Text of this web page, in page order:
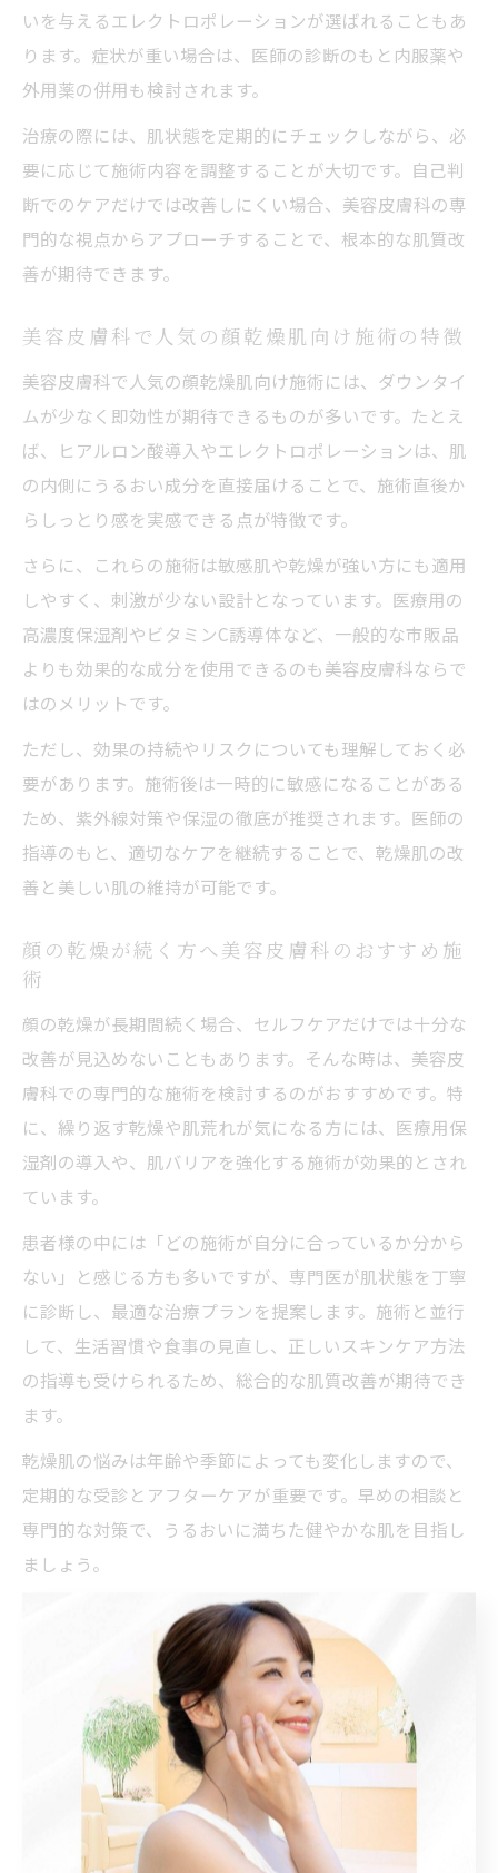
いを与えるエレクトロポレーションが選ばれることもあ
ります。症状が重い場合は、医師の診断のもと内服薬や
外用薬の併用も検討されます。
治療の際には、肌状態を定期的にチェックしながら、必
要に応じて施術内容を調整することが大切です。自己判
断でのケアだけでは改善しにくい場合、美容皮膚科の専
門的な視点からアプローチすることで、根本的な肌質改
善が期待できます。
美容皮膚科で人気の顔乾燥肌向け施術の特徴
美容皮膚科で人気の顔乾燥肌向け施術には、ダウンタイ
ムが少なく即効性が期待できるものが多いです。たとえ
ば、ヒアルロン酸導入やエレクトロポレーションは、肌
の内側にうるおい成分を直接届けることで、施術直後か
らしっとり感を実感できる点が特徴です。
さらに、これらの施術は敏感肌や乾燥が強い方にも適用
しやすく、刺激が少ない設計となっています。医療用の
高濃度保湿剤やビタミンC誘導体など、一般的な市販品
よりも効果的な成分を使用できるのも美容皮膚科ならで
はのメリットです。
ただし、効果の持続やリスクについても理解しておく必
要があります。施術後は一時的に敏感になることがある
ため、紫外線対策や保湿の徹底が推奨されます。医師の
指導のもと、適切なケアを継続することで、乾燥肌の改
善と美しい肌の維持が可能です。
顔の乾燥が続く方へ美容皮膚科のおすすめ施
術
顔の乾燥が長期間続く場合、セルフケアだけでは十分な
改善が見込めないこともあります。そんな時は、美容皮
膚科での専門的な施術を検討するのがおすすめです。特
に、繰り返す乾燥や肌荒れが気になる方には、医療用保
湿剤の導入や、肌バリアを強化する施術が効果的とされ
ています。
患者様の中には「どの施術が自分に合っているか分から
ない」と感じる方も多いですが、専門医が肌状態を丁寧
に診断し、最適な治療プランを提案します。施術と並行
して、生活習慣や食事の見直し、正しいスキンケア方法
の指導も受けられるため、総合的な肌質改善が期待でき
ます。
乾燥肌の悩みは年齢や季節によっても変化しますので、
定期的な受診とアフターケアが重要です。早めの相談と
専門的な対策で、うるおいに満ちた健やかな肌を目指し
ましょう。
セルフケアで治らない乾燥肌の突
破口とは
美容皮膚科で変わるセルフケア限界の乾燥肌